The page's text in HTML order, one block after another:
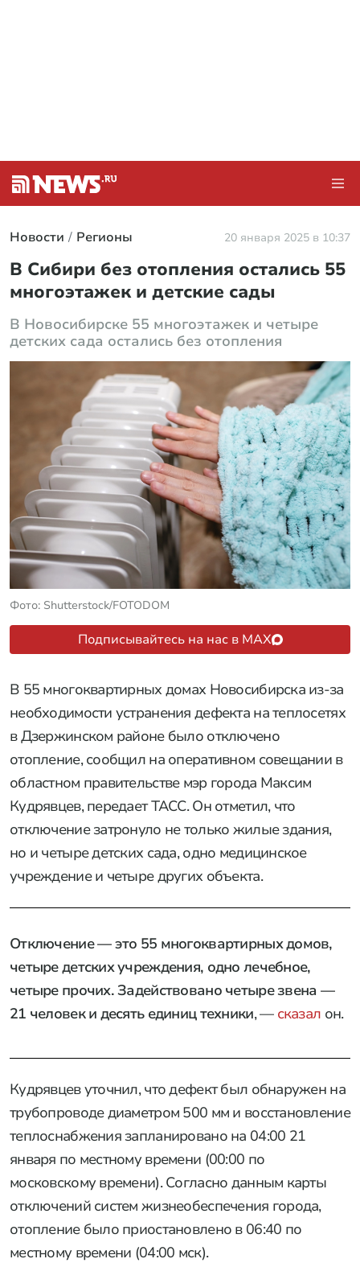
Новости Регионы 20 января 2025 в 10:37
В Сибири без отопления остались 55
многоэтажек и детские сады
В Новосибирске 55 многоэтажек и четыре
детских сада остались без отопления
Фото: Shutterstock/FOTODOM
Подписывайтесь на нас в MAX
В 55 многоквартирных домах Новосибирска из-за
необходимости устранения дефекта на теплосетях
в Дзержинском районе было отключено
отопление, сообщил на оперативном совещании в
областном правительстве мэр города Максим
Кудрявцев, передает ТАСС. Он отметил, что
отключение затронуло не только жилые здания,
но и четыре детских сада, одно медицинское
учреждение и четыре других объекта.
Отключение — это 55 многоквартирных домов,
четыре детских учреждения, одно лечебное,
четыре прочих. Задействовано четыре звена —
21 человек и десять единиц техники, — сказал он.
Кудрявцев уточнил, что дефект был обнаружен на
трубопроводе диаметром 500 мм и восстановление
теплоснабжения запланировано на 04:00 21
января по местному времени (00:00 по
московскому времени). Согласно данным карты
отключений систем жизнеобеспечения города,
отопление было приостановлено в 06:40 по
местному времени (04:00 мск).